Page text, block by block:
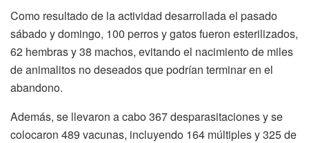
Como resultado de la actividad desarrollada el pasado
sábado y domingo, 100 perros y gatos fueron esterilizados,
62 hembras y 38 machos, evitando el nacimiento de miles
de animalitos no deseados que podrían terminar en el
abandono.
Además, se llevaron a cabo 367 desparasitaciones y se
colocaron 489 vacunas, incluyendo 164 múltiples y 325 de